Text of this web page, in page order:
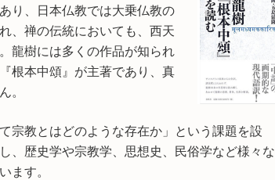
り、日本仏教では大乗仏教の
、禅の伝統においても、西天
龍樹には多くの作品が知られ
根本中頌』が主著であり、真
。
宗教とはどのような存在か」という課題を設
、歴史学や宗教学、思想史、民俗学など様々な
ます。